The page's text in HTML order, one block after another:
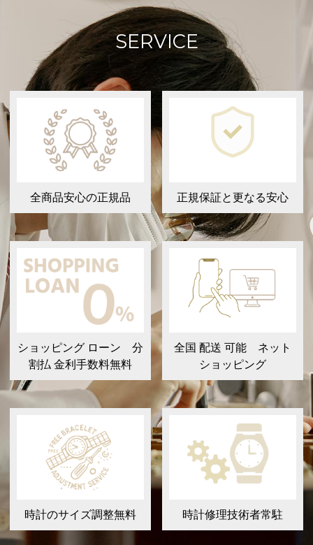
SERVICE
全商品安心の正規品 正規保証と更なる安心
ショッピング ローン 分
割払 金利手数料無料
全国 配送 可能 ネット
ショッピング
時計のサイズ調整無料 時計修理技術者常駐